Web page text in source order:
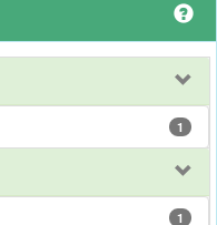
1
1